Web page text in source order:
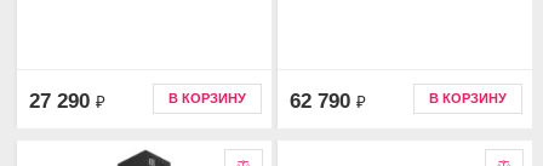
27 290 ₽ В КОРЗИНУ 62 790 ₽ В КОРЗИНУ